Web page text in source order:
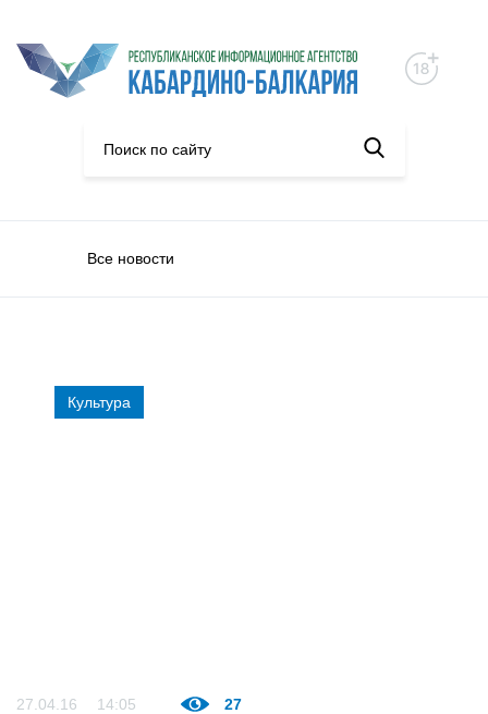
Все новости
Культура
27.04.16 14:05 27